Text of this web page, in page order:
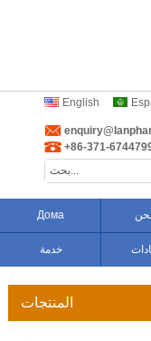
English
+86-371-
Дома
خدمة
المنتجات
تعويض المموج